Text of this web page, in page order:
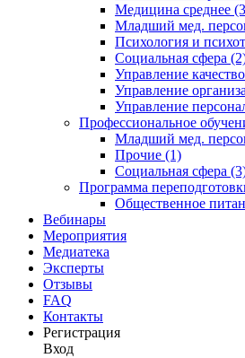
Медицина среднее
Младший мед.
Психология и
Социальная сфера
Управление
Управление
Управление
Профессиональное
Младший мед.
Прочие (1)
Социальная сфера
Программа
Общественное
Вебинары
Мероприятия
Медиатека
Эксперты
Отзывы
FAQ
Контакты
Регистрация
Вход